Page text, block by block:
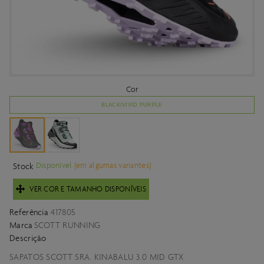
Cor
BLACK/VIVID PURPLE
Stock Disponível (em algumas variantes)
VER COR E TAMANHO DISPONÍVEIS
Referência 417805
Marca SCOTT RUNNING
Descrição
SAPATOS SCOTT SRA. KINABALU 3.0 MID GTX